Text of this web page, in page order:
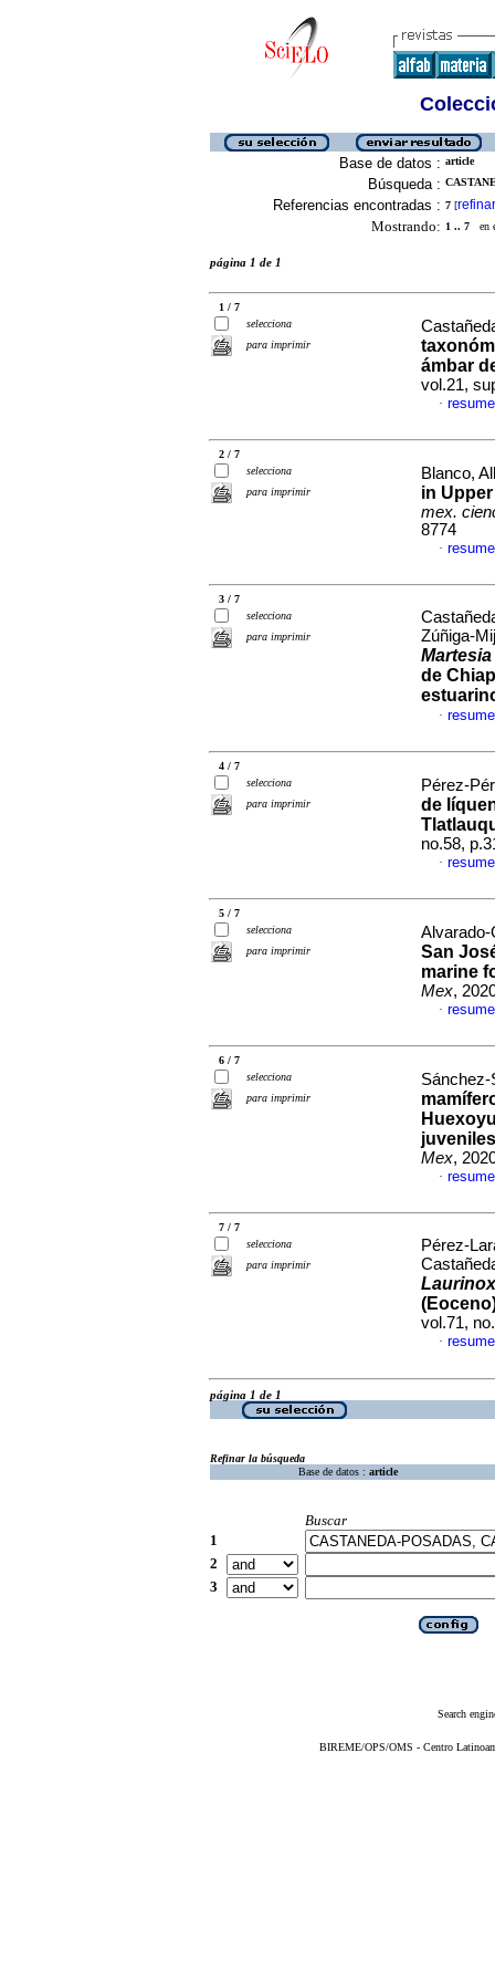
Base de datos : article
Búsqueda :
Referencias encontradas : 7 [refinar
Mostrando: 1 .. 7 en
página 1 de 1
1 / 7
selecciona
para imprimir
ámbar
vol.21,
·
2 / 7
selecciona
para imprimir
Blanco,
in
mex.
8774
·
3 / 7
selecciona
para imprimir
Zúñiga-
Martesia
de
·
4 / 7
selecciona
para imprimir
Pérez-
de
no.58,
·
5 / 7
selecciona
para imprimir
San
marine
Mex,
·
6 / 7
selecciona
para imprimir
Mex,
·
7 / 7
selecciona
para imprimir
Pérez-
vol.71,
·
página 1 de 1
Refinar la búsqueda
Base de datos : article
Buscar
1
2
3
Search
BIREME/OPS/OMS - Centro